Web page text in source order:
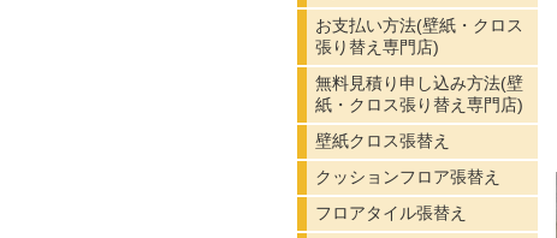
お支払い方法(壁紙・クロス
張り替え専門店)
無料見積り申し込み方法(壁
紙・クロス張り替え専門店)
壁紙クロス張替え
クッションフロア張替え
フロアタイル張替え